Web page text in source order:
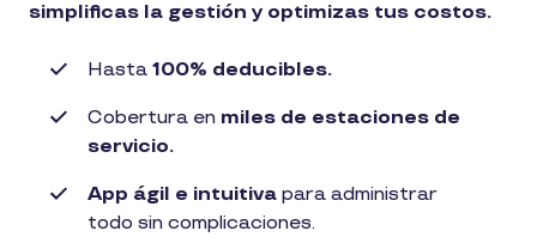
simplificas la gestión y optimizas tus costos.
Hasta 100% deducibles.
Cobertura en miles de estaciones de
servicio.
App ágil e intuitiva para administrar
todo sin complicaciones.